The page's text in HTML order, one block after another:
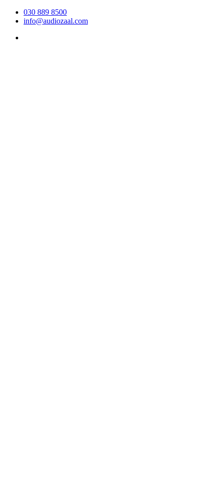
030 889 8500
info@audiozaal.com